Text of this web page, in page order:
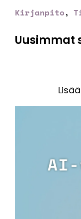
Kirjanpito,
Uusimmat